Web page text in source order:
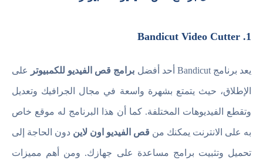
1. Bandicut Video Cutter
يعد برنامج Bandicut أحد أفضل برامج قص الفيديو للكمبيوتر على
الإطلاق، حيث يتمتع بشهرة واسعة في مجال الجرافيك وتعديل
وتقطع الفيديوهات المختلفة. كما أن هذا البرنامج له موقع خاص
به على الانترنت يمكنك من قص الفيديو اون لاين دون الحاجة إلى
تحميل وتثبيت برامج مساعدة على جهازك. ومن أهم مميزات